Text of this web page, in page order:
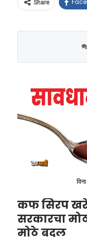
Delhi
Chennai
या शहरांमध्ये
सॅलरीच्या50%
सर्व शहरांसाठी ही
HRA
मात्र आता सरकारने
शहरांचा समावेश
Share
कफ सिरप
सरकारचा
मोठे बदल